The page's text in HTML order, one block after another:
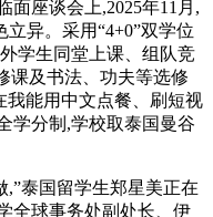
面座谈会上,2025年11月,
异。采用“4+0”双学位
学生同堂上课、组队竞
课及书法、功夫等选修
我能用中文点餐、刷短视
学分制,学校取泰国曼谷
泰国留学生郑星美正在
全球事务处副处长、伊